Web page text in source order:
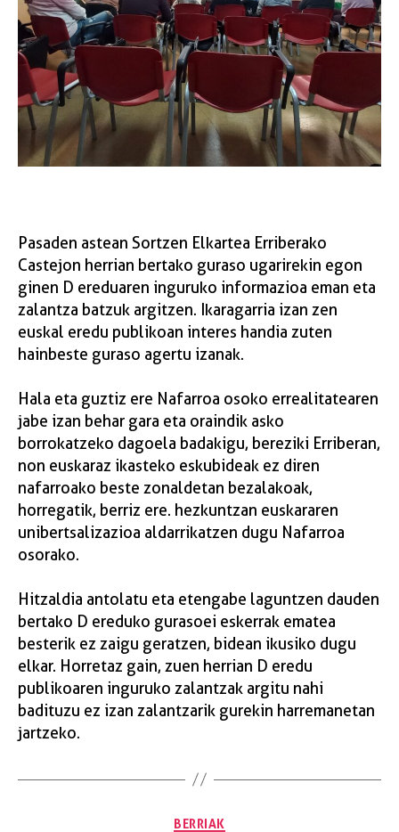
Pasaden astean Sortzen Elkartea Erriberako
Castejon herrian bertako guraso ugarirekin egon
ginen D ereduaren inguruko informazioa eman eta
zalantza batzuk argitzen. Ikaragarria izan zen
euskal eredu publikoan interes handia zuten
hainbeste guraso agertu izanak.
Hala eta guztiz ere Nafarroa osoko errealitatearen
jabe izan behar gara eta oraindik asko
borrokatzeko dagoela badakigu, bereziki Erriberan,
non euskaraz ikasteko eskubideak ez diren
nafarroako beste zonaldetan bezalakoak,
horregatik, berriz ere. hezkuntzan euskararen
unibertsalizazioa aldarrikatzen dugu Nafarroa
osorako.
Hitzaldia antolatu eta etengabe laguntzen dauden
bertako D ereduko gurasoei eskerrak ematea
besterik ez zaigu geratzen, bidean ikusiko dugu
elkar. Horretaz gain, zuen herrian D eredu
publikoaren inguruko zalantzak argitu nahi
badituzu ez izan zalantzarik gurekin harremanetan
jartzeko.
BERRIAK